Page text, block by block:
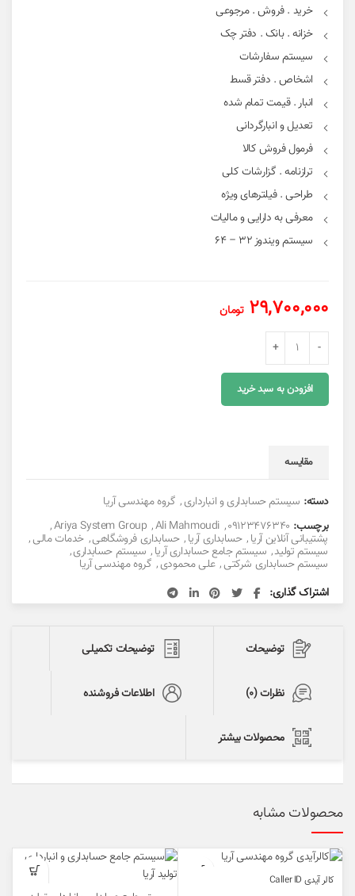
خرید . فروش . مرجوعی
خزانه . بانک . دفتر چک
سیستم سفارشات
اشخاص . دفتر قسط
انبار . قیمت تمام شده
تعدیل و انبارگردانی
فرمول فروش کالا
ترازنامه . گزارشات کلی
طراحی . فیلترهای ویژه
معرفی به دارایی و مالیات
سیستم ویندوز 32 – 64
29,700,000 تومان
سیستم حسابداری ویژه فروشگاهی عدد
افزودن به سبد خرید
مقایسه
دسته: سیستم حسابداری و انبارداری, گروه مهندسی آریا
برچسب: 09123476340
,
Ali Mahmoudi
,
Ariya System Group
,
پشتیبانی آنلاین آریا, حسابداری آریا, حسابداری فروشگاهی, خدمات مالی,
سیستم تولید, سیستم جامع حسابداری آریا, سیستم حسابداری,
سیستم حسابداری شرکتی, علی محمودی, گروه مهندسی آریا
اشتراک گذاری
توضیحات توضیحات تکمیلی
نظرات (0) اطلاعات فروشنده
محصولات بیشتر
محصولات مشابه
کالر آیدی Caller ID